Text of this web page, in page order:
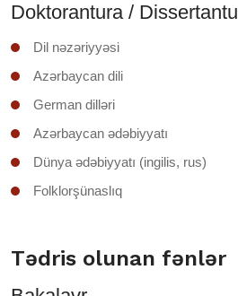
Doktorantura /
Dil nəzəriyyəsi
Azərbaycan dili
German dilləri
Azərbaycan ədəbiyyatı
Dünya ədəbiyyatı (ingilis, rus)
Folklorşünaslıq
Tədris olunan fənlər